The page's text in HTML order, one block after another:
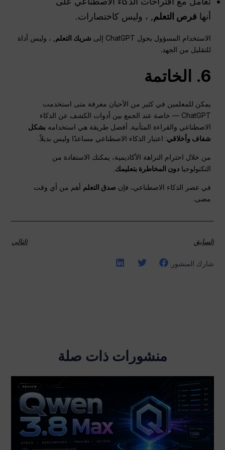
أنها فرص التعلم, ، وليس كاختصارات.
الاستخدام المسؤول يحول ChatGPT إلى شريك التعلم
, ، وليس أداة
للتقليل من الجهد.
6. الخاتمة
يمكن للمعلمين في كثير من الأحيان معرفة متى استخدمت
ChatGPT — خاصة عند الجمع بين أدوات الكشف عن الذكاء
الاصطناعي والقراءة المتأنية. أفضل طريقة هي استخدامه بشكل
شفاف وأخلاقي: اعتبار الذكاء الاصطناعي مساعدًا وليس بديلاً.
من خلال احترام النزاهة الأكاديمية، يمكنك الاستفادة من
التكنولوجيادون المخاطرة بتعليمك.
في عصر الذكاء الاصطناعي، فإنصدق التعلم أهم من أي وقت
مضى.
السابق التالي
شارك المنشور:
منشورات ذات صلة